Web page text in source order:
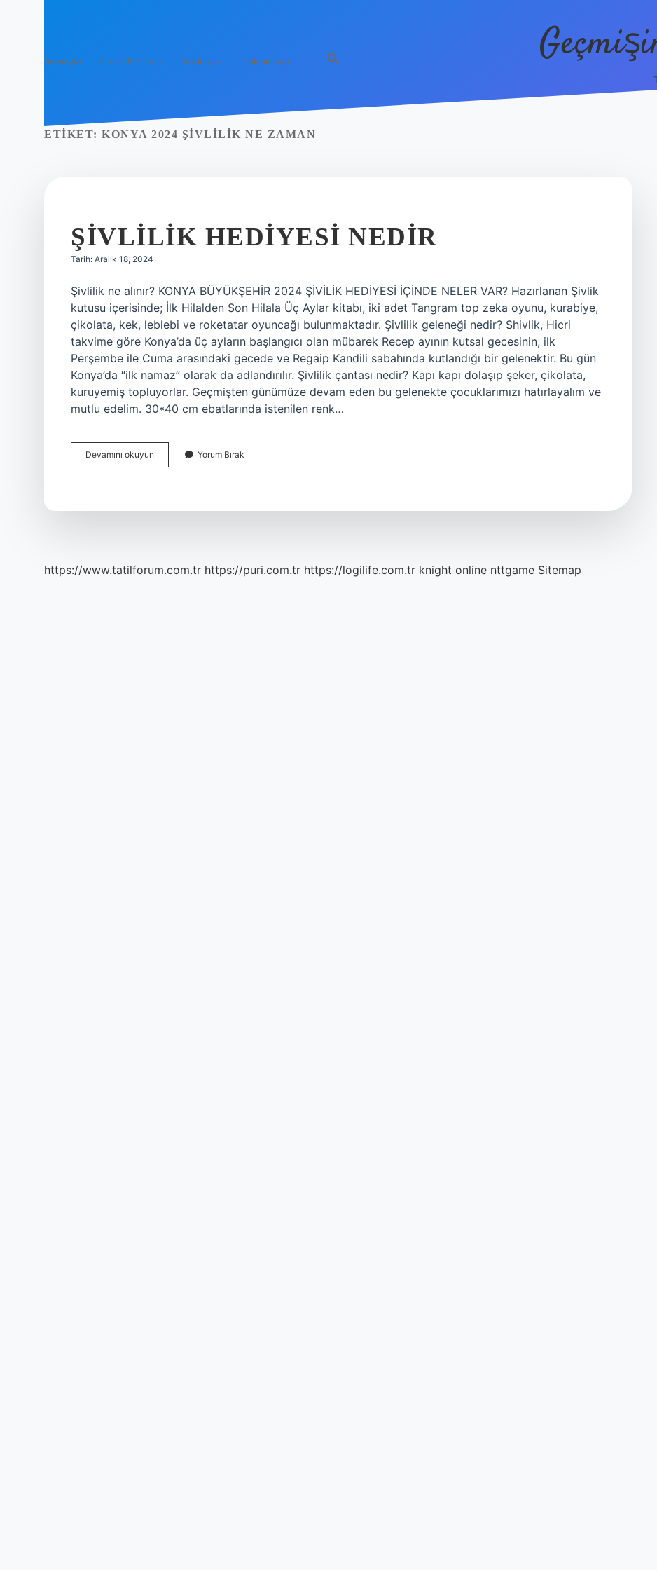
Anasayfa Gizlilik Politikası Yasal Uyarı Hakkımızda
ETIKET: KONYA 2024 ŞIVLILIK NE ZAMAN
ŞIVLILIK HEDIYESI NEDIR
Tarih: Aralık 18, 2024
Şivlilik ne alınır? KONYA BÜYÜKŞEHİR 2024 ŞİVİLİK HEDİYESİ İÇİNDE NELER VAR? Hazırlanan Şivlik
kutusu içerisinde; İlk Hilalden Son Hilala Üç Aylar kitabı, iki adet Tangram top zeka oyunu, kurabiye,
çikolata, kek, leblebi ve roketatar oyuncağı bulunmaktadır. Şivlilik geleneği nedir? Shivlik, Hicri
takvime göre Konya’da üç ayların başlangıcı olan mübarek Recep ayının kutsal gecesinin, ilk
Perşembe ile Cuma arasındaki gecede ve Regaip Kandili sabahında kutlandığı bir gelenektir. Bu gün
Konya’da “ilk namaz” olarak da adlandırılır. Şivlilik çantası nedir? Kapı kapı dolaşıp şeker, çikolata,
kuruyemiş topluyorlar. Geçmişten günümüze devam eden bu gelenekte çocuklarımızı hatırlayalım ve
mutlu edelim. 30*40 cm ebatlarında istenilen renk…
Devamını okuyun
Hediyesi
Yorum Bırak
https://www.tatilforum.com.tr https://puri.com.tr https://logilife.com.tr knight online nttgame Sitemap